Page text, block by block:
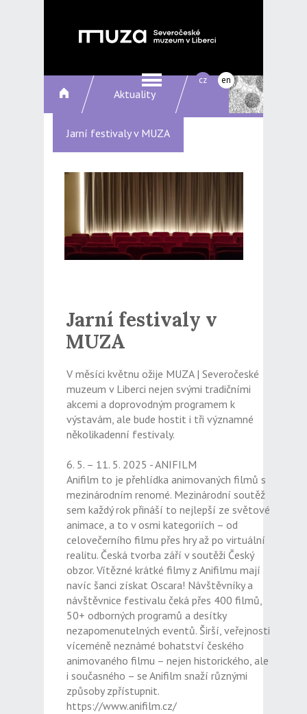
cz en
Aktuality
Jarní festivaly v MUZA
Jarní festivaly v
MUZA
V měsíci květnu ožije MUZA | Severočeské
muzeum v Liberci nejen svými tradičními
akcemi a doprovodným programem k
výstavám, ale bude hostit i tři významné
několikadenní festivaly.
6. 5. – 11. 5. 2025 - ANIFILM
Anifilm to je přehlídka animovaných filmů s
mezinárodním renomé. Mezinárodní soutěž
sem každý rok přináší to nejlepší ze světové
animace, a to v osmi kategoriích – od
celovečerního filmu přes hry až po virtuální
realitu. Česká tvorba září v soutěži Český
obzor. Vítězné krátké filmy z Anifilmu mají
navíc šanci získat Oscara! Návštěvníky a
návštěvnice festivalu čeká přes 400 filmů,
50+ odborných programů a desítky
nezapomenutelných eventů. Širší, veřejnosti
víceméně neznámé bohatství českého
animovaného filmu – nejen historického, ale
i současného – se Anifilm snaží různými
způsoby zpřístupnit.
https://www.anifilm.cz/